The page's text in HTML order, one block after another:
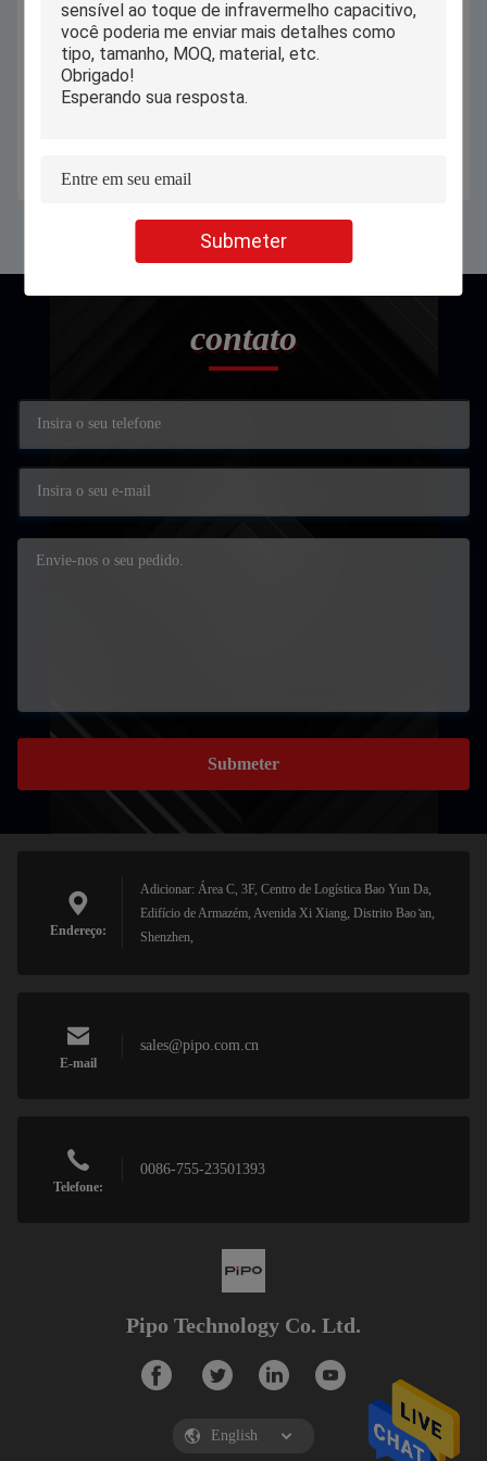
Submeter
11,6 polegadas Windows todo em
Obtenha o melhor preço
contato
Submeter
Endereço:
Adicionar: Área C, 3F, Centro de Logística Bao Yun Da,
Edifício de Armazém, Avenida Xi Xiang, Distrito Bao ̊an,
Shenzhen,
E-mail
sales@pipo.com.cn
Telefone:
0086-755-23501393
Pipo Technology Co. Ltd.